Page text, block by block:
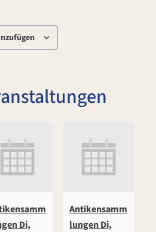
Di,
Antikensamm
lungen Di,